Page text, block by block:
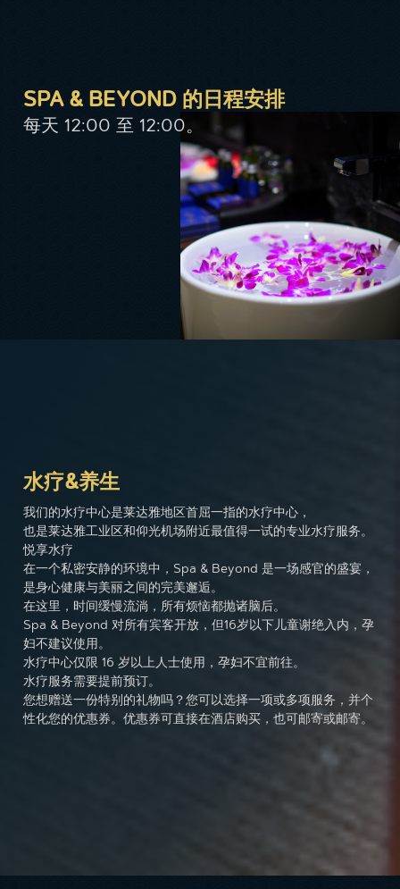
SPA & BEYOND 的日程安排
每天 12:00 至 12:00。
水疗&养生
我们的水疗中心是莱达雅地区首屈一指的水疗中心，
也是莱达雅工业区和仰光机场附近最值得一试的专业水疗服务。
悦享水疗
在一个私密安静的环境中，Spa & Beyond 是一场感官的盛宴，
是身心健康与美丽之间的完美邂逅。
在这里，时间缓慢流淌，所有烦恼都抛诸脑后。
Spa & Beyond 对所有宾客开放，但16岁以下儿童谢绝入内，孕
妇不建议使用。
水疗中心仅限 16 岁以上人士使用，孕妇不宜前往。
水疗服务需要提前预订。
您想赠送一份特别的礼物吗？您可以选择一项或多项服务，并个
性化您的优惠券。优惠券可直接在酒店购买，也可邮寄或邮寄。